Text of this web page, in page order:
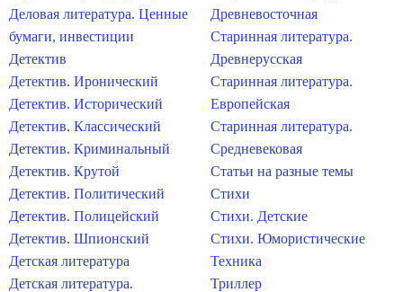
Деловая литература. Ценные
бумаги, инвестиции
Детектив
Детектив. Иронический
Детектив. Исторический
Детектив. Классический
Детектив. Криминальный
Детектив. Крутой
Детектив. Политический
Детектив. Полицейский
Детектив. Шпионский
Детская литература
Детская литература.
Древневосточная
Старинная литература.
Древнерусская
Старинная литература.
Европейская
Старинная литература.
Средневековая
Статьи на разные темы
Стихи
Стихи. Детские
Стихи. Юмористические
Техника
Триллер